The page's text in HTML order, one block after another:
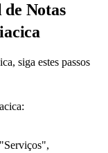
de Notas
siga estes passos